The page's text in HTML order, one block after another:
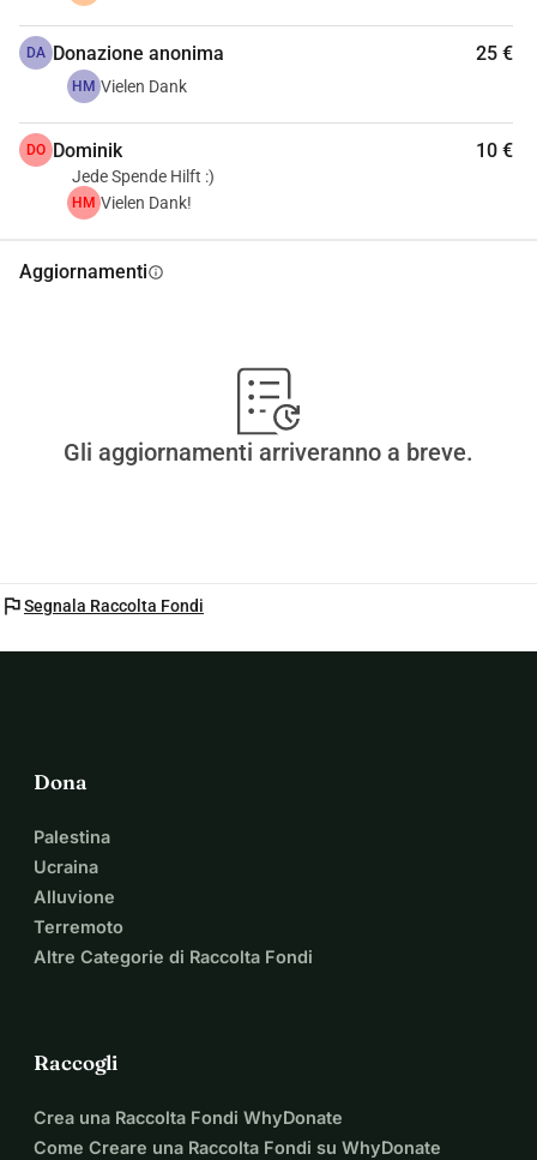
DA Donazione anonima 25 €
HM Vielen Dank
DO Dominik 10 €
Jede Spende Hilft :)
HM Vielen Dank!
Aggiornamentiinfo
Gli aggiornamenti arriveranno a breve.
flagSegnala Raccolta Fondi
Dona
Palestina
Ucraina
Alluvione
Terremoto
Altre Categorie di Raccolta Fondi
Raccogli
Crea una Raccolta Fondi WhyDonate
Come Creare una Raccolta Fondi su WhyDonate